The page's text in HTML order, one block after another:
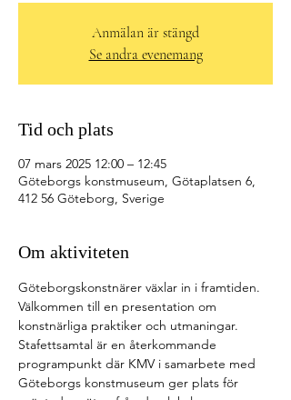
Anmälan är stängd
Se andra evenemang
Tid och plats
07 mars 2025 12:00 – 12:45
Göteborgs konstmuseum, Götaplatsen 6,
412 56 Göteborg, Sverige
Om aktiviteten
Göteborgskonstnärer växlar in i framtiden.
Välkommen till en presentation om
konstnärliga praktiker och utmaningar.
Stafettsamtal är en återkommande
programpunkt där KMV i samarbete med
Göteborgs konstmuseum ger plats för